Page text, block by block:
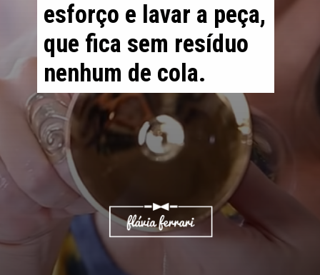
que fica sem resíduo
nenhum de cola.